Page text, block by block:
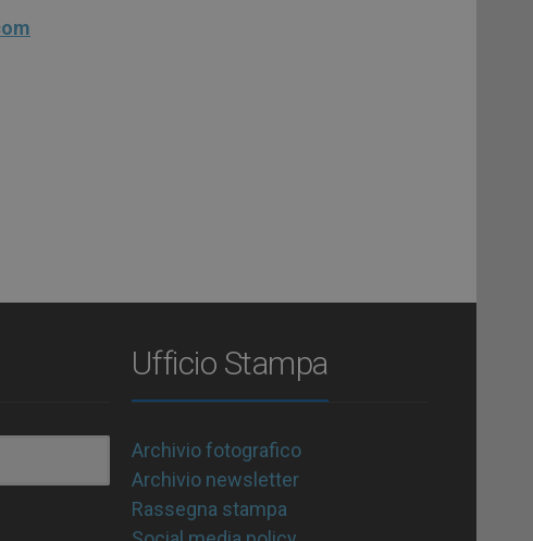
Ufficio Stampa
Archivio fotografico
Archivio newsletter
Rassegna stampa